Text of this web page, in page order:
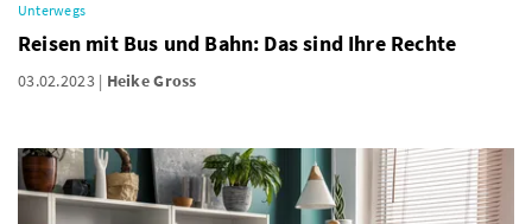
Unterwegs
Reisen mit Bus und Bahn: Das sind Ihre Rechte
03.02.2023 Heike Gross